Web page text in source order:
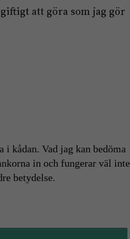
att göra som jag gör
kådan. Vad jag kan bedöma
in och fungerar väl inte
betydelse.